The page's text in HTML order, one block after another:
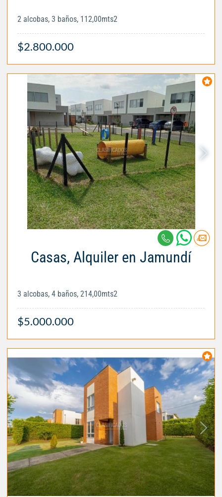
2 alcobas, 3 baños, 112,00mts2
$2.800.000
Casas, Alquiler en Jamundí
3 alcobas, 4 baños, 214,00mts2
$5.000.000